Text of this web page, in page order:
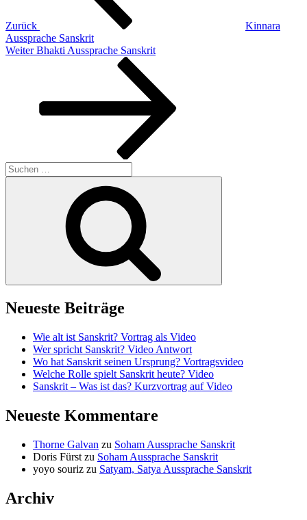
Zurück
Kinnara
Aussprache Sanskrit
Nächster
Weiter Bhakti Aussprache Sanskrit
Suchen
nach:
Neueste Beiträge
Wie alt ist Sanskrit? Vortrag als Video
Wer spricht Sanskrit? Video Antwort
Wo hat Sanskrit seinen Ursprung? Vortragsvideo
Welche Rolle spielt Sanskrit heute? Video
Sanskrit – Was ist das? Kurzvortrag auf Video
Neueste Kommentare
Thorne Galvan zu Soham Aussprache Sanskrit
Doris Fürst zu Soham Aussprache Sanskrit
yoyo souriz zu Satyam, Satya Aussprache Sanskrit
Archiv